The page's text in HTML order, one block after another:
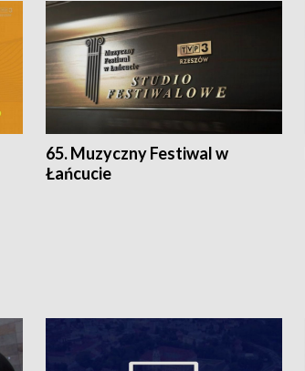
65. Muzyczny Festiwal w
Łańcucie